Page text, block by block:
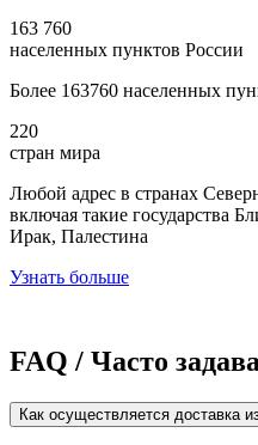
163 760
населенных пунктов России
Более 163760 населенных
220
стран мира
Любой адрес в странах
включая такие государства
Ирак, Палестина
Узнать больше
FAQ / Часто
Как осуществляется доставка